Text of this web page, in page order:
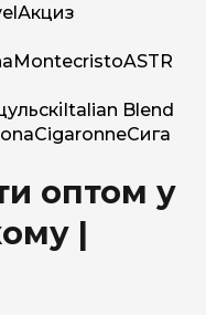
Акциз
MontecristoASTR
Italian Blend
CigaronneСига
оптом у
|